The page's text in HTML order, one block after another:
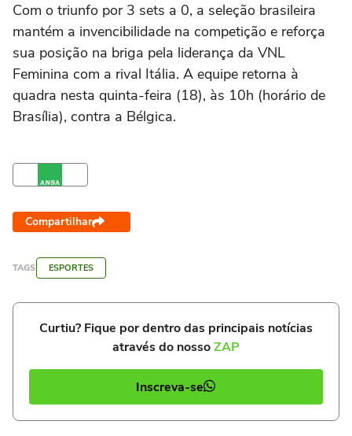
Com o triunfo por 3 sets a 0, a seleção brasileira
mantém a invencibilidade na competição e reforça
sua posição na briga pela liderança da VNL
Feminina com a rival Itália. A equipe retorna à
quadra nesta quinta-feira (18), às 10h (horário de
Brasília), contra a Bélgica.
Compartilhar
TAGS ESPORTES
Curtiu? Fique por dentro das principais notícias
através do nossoZAP
Inscreva-se